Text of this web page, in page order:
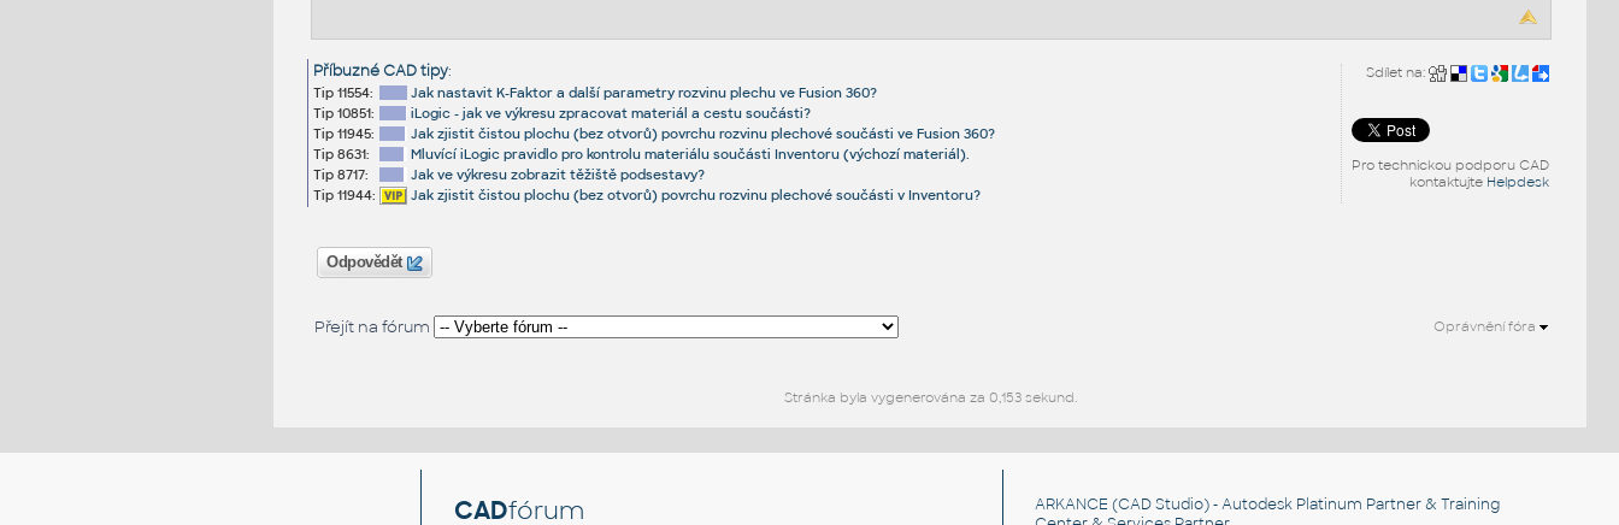
Sdílet na:
Pro technickou podporu CAD
kontaktujte Helpdesk
Příbuzné CAD tipy:
Tip 11554:
Jak nastavit K-Faktor a další parametry rozvinu plechu ve Fusion 360?
Tip 10851:
iLogic - jak ve výkresu zpracovat materiál a cestu součásti?
Tip 11945:
Jak zjistit čistou plochu (bez otvorů) povrchu rozvinu plechové součásti ve Fusion 360?
Tip 8631:
Mluvící iLogic pravidlo pro kontrolu materiálu součásti Inventoru (výchozí materiál).
Tip 8717:
Jak ve výkresu zobrazit těžiště podsestavy?
Tip 11944:
Jak zjistit čistou plochu (bez otvorů) povrchu rozvinu plechové součásti v Inventoru?
Odpovědět
Přejít na fórum Oprávnění fóra
Stránka byla vygenerována za 0,153 sekund.
CADfórum ARKANCE (CAD Studio) - Autodesk Platinum Partner & Training